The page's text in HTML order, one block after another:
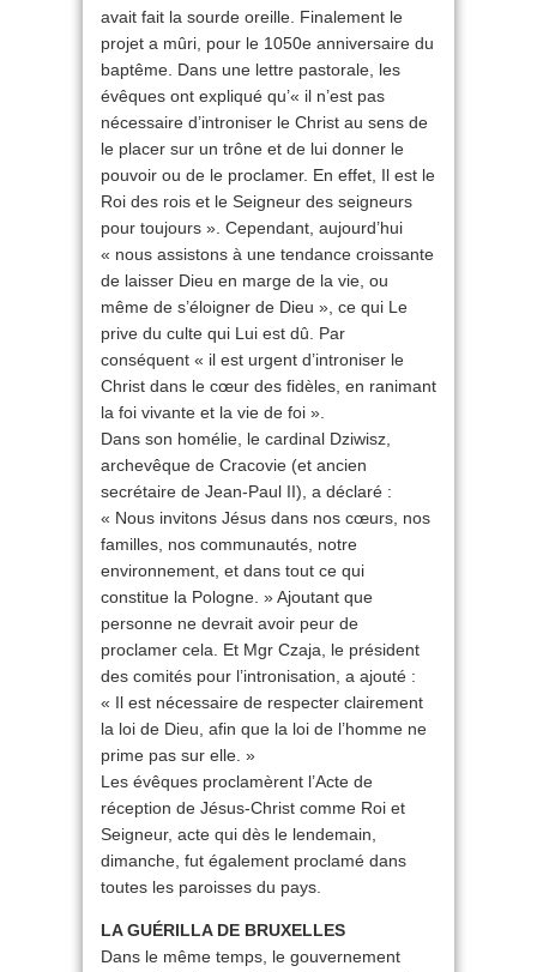
avait fait la sourde oreille. Finalement le
projet a mûri, pour le 1050e anniversaire du
baptême. Dans une lettre pastorale, les
évêques ont expliqué qu’« il n’est pas
nécessaire d’introniser le Christ au sens de
le placer sur un trône et de lui donner le
pouvoir ou de le proclamer. En effet, Il est le
Roi des rois et le Seigneur des seigneurs
pour toujours ». Cependant, aujourd’hui
« nous assistons à une tendance croissante
de laisser Dieu en marge de la vie, ou
même de s’éloigner de Dieu », ce qui Le
prive du culte qui Lui est dû. Par
conséquent « il est urgent d’introniser le
Christ dans le cœur des fidèles, en ranimant
la foi vivante et la vie de foi ».
Dans son homélie, le cardinal Dziwisz,
archevêque de Cracovie (et ancien
secrétaire de Jean-Paul II), a déclaré :
« Nous invitons Jésus dans nos cœurs, nos
familles, nos communautés, notre
environnement, et dans tout ce qui
constitue la Pologne. » Ajoutant que
personne ne devrait avoir peur de
proclamer cela. Et Mgr Czaja, le président
des comités pour l’intronisation, a ajouté :
« Il est nécessaire de respecter clairement
la loi de Dieu, afin que la loi de l’homme ne
prime pas sur elle. »
Les évêques proclamèrent l’Acte de
réception de Jésus-Christ comme Roi et
Seigneur, acte qui dès le lendemain,
dimanche, fut également proclamé dans
toutes les paroisses du pays.
LA GUÉRILLA DE BRUXELLES
Dans le même temps, le gouvernement